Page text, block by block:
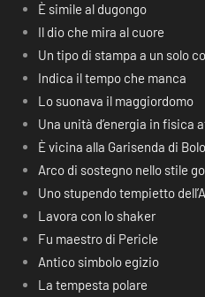
È simile al dugongo
Il dio che mira al cuore
Un tipo di stampa a un solo
Indica il tempo che manca
Lo suonava il maggiordomo
Una unità d’energia in fisica
È vicina alla Garisenda di
Arco di sostegno nello stile
Uno stupendo tempietto
Lavora con lo shaker
Fu maestro di Pericle
Antico simbolo egizio
La tempesta polare